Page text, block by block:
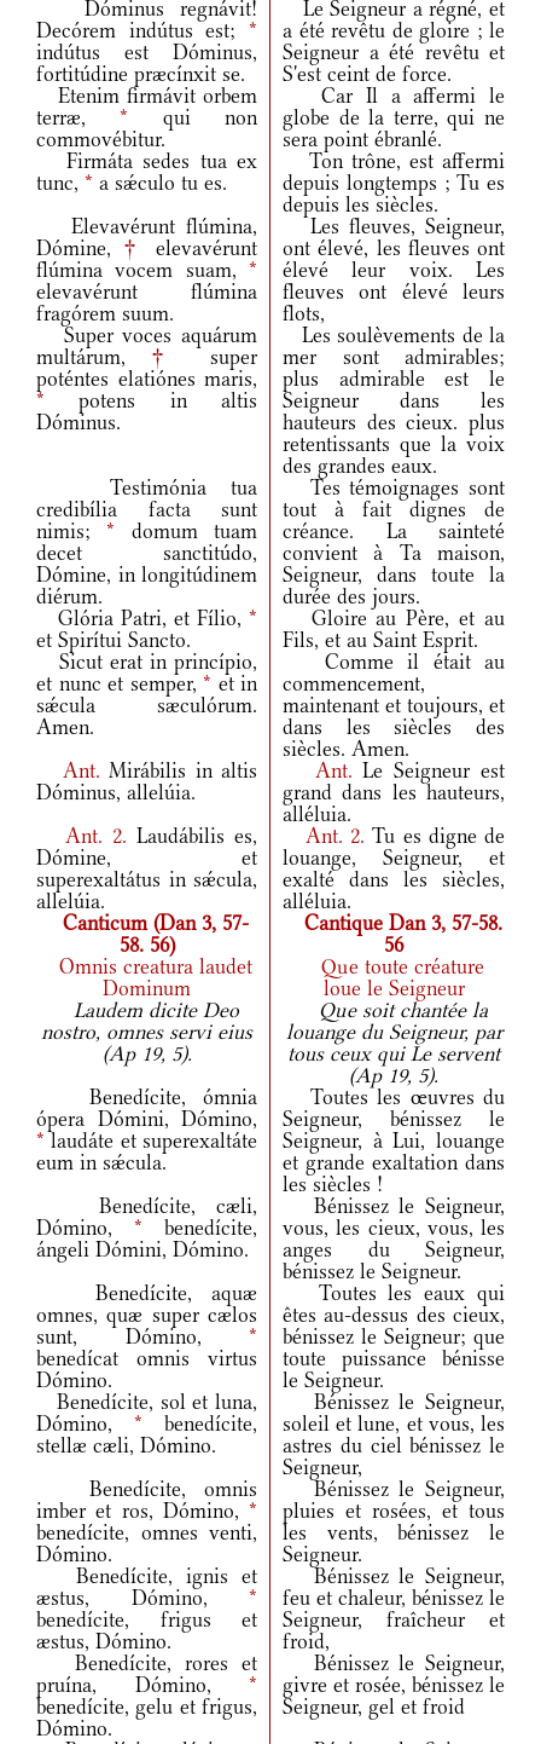
Dóminus regnávit!
Decórem indútus est; *
indútus est Dóminus,
fortitúdine præcínxit se.
Le Seigneur a régné, et
a été revêtu de gloire ; le
Seigneur a été revêtu et
S'est ceint de force.
Etenim firmávit orbem
terræ,* qui non
commovébitur.
Car Il a affermi le
globe de la terre, qui ne
sera point ébranlé.
Firmáta sedes tua ex
tunc, * a sǽculo tu es.
Ton trône, est affermi
depuis longtemps ; Tu es
depuis les siècles.
Elevavérunt flúmina,
Dómine, †
elevavérunt
flúmina vocem suam, *
elevavérunt flúmina
fragórem suum.
Les fleuves, Seigneur,
ont élevé, les fleuves ont
élevé leur voix. Les
fleuves ont élevé leurs
flots,
Super voces aquárum
multárum, †
super
poténtes elatiónes maris,
* potens in altis
Dóminus.
Les soulèvements de la
mer sont admirables;
plus admirable est le
Seigneur dans les
hauteurs des cieux. plus
retentissants que la voix
des grandes eaux.
Testimónia tua
credibília facta sunt
nimis;* domum tuam
decet sanctitúdo,
Dómine, in longitúdinem
diérum.
Tes témoignages sont
tout à fait dignes de
créance. La sainteté
convient à Ta maison,
Seigneur, dans toute la
durée des jours.
Glória Patri, et Fílio, *
et Spirítui Sancto.
Gloire au Père, et au
Fils, et au Saint Esprit.
Sicut erat in princípio,
et nunc et semper, * et in
sǽcula sæculórum.
Amen.
Comme il était au
commencement,
maintenant et toujours, et
dans les siècles des
siècles. Amen.
Ant.Mirábilis in altis
Dóminus, allelúia.
Ant.Le Seigneur est
grand dans les hauteurs,
alléluia.
Ant. 2. Laudábilis es,
Dómine, et
superexaltátus in sǽcula,
allelúia.
Ant. 2. Tu es digne de
louange, Seigneur, et
exalté dans les siècles,
alléluia.
Canticum (Dan 3, 57-
58. 56)
Cantique Dan 3, 57-58.
56
Omnis creatura laudet
Dominum
Que toute créature
loue le Seigneur
Laudem dicite Deo
nostro, omnes servi eius
(Ap 19, 5).
Que soit chantée la
louange du Seigneur, par
tous ceux qui Le servent
(Ap 19, 5).
Benedícite, ómnia
ópera Dómini, Dómino,
* laudáte et superexaltáte
eum in sǽcula.
Toutes les œuvres du
Seigneur, bénissez le
Seigneur, à Lui, louange
et grande exaltation dans
les siècles !
Benedícite, cæli,
Dómino, * benedícite,
ángeli Dómini, Dómino.
Bénissez le Seigneur,
vous, les cieux, vous, les
anges du Seigneur,
bénissez le Seigneur.
Benedícite, aquæ
omnes, quæ super cælos
sunt, Dómino, *
benedícat omnis virtus
Dómino.
Toutes les eaux qui
êtes au-dessus des cieux,
bénissez le Seigneur; que
toute puissance bénisse
le Seigneur.
Benedícite, sol et luna,
Dómino, * benedícite,
stellæ cæli, Dómino.
Bénissez le Seigneur,
soleil et lune, et vous, les
astres du ciel bénissez le
Seigneur,
Benedícite, omnis
imber et ros, Dómino, *
benedícite, omnes venti,
Dómino.
Bénissez le Seigneur,
pluies et rosées, et tous
les vents, bénissez le
Seigneur.
Benedícite, ignis et
æstus, Dómino, *
benedícite, frigus et
æstus, Dómino.
Bénissez le Seigneur,
feu et chaleur, bénissez le
Seigneur, fraîcheur et
froid,
Benedícite, rores et
pruína, Dómino, *
benedícite, gelu et frigus,
Dómino.
Bénissez le Seigneur,
givre et rosée, bénissez le
Seigneur, gel et froid